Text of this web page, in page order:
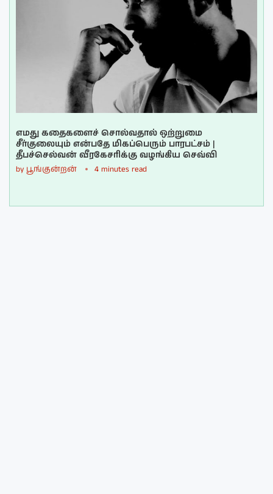
எமது கதைகளைச் சொல்வதால் ஒற்றுமை
சீர்குலையும் என்பதே மிகப்பெரும் பாரபட்சம் |
தீபச்செல்வன் வீரகேசரிக்கு வழங்கிய செவ்வி
by பூங்குன்றன் 4 minutes read